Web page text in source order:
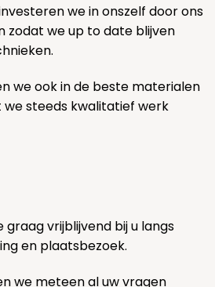
we in onszelf door ons
zodat we up to date blijven
we ook in de beste materialen
steeds kwalitatief werk
vrijblijvend bij u langs
en plaatsbezoek.
we meteen al uw vragen